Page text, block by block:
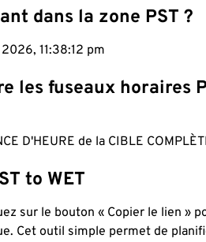
dans la zone PST ?
11:38:13 pm
les fuseaux horaires
D'HEURE de la CIBLE
to WET
sur le bouton « Copier le lien »
Cet outil simple permet de